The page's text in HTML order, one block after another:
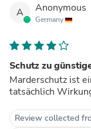
A Anonymous
Germany
Schutz zu
Marderschutz ist
tatsächlich
Review collected